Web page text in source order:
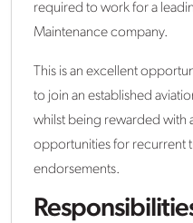
required to work for a
Maintenance company.
This is an excellent
to join an established
whilst being rewarded with
opportunities for recurrent
endorsements.